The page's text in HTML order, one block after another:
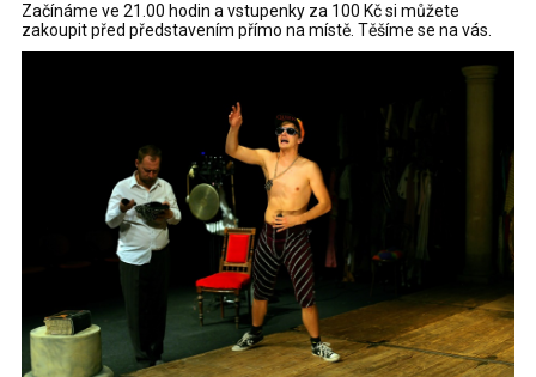
Začínáme ve 21.00 hodin a vstupenky za 100 Kč si můžete
zakoupit před představením přímo na místě. Těšíme se na vás.